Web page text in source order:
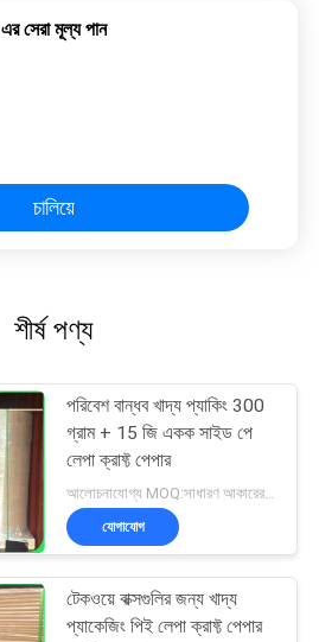
এর সেরা মূল্য পান
চালিয়ে
শীর্ষ পণ্য
পরিবেশ বান্ধব খাদ্য প্যাকিং 300
গ্রাম + 15 জি একক সাইড পে
লেপা ক্রাফ্ট পেপার
আলোচনাযোগ্য MOQ:সাধারণ আকারের জন্য 1 টন এবং বিশেষ আকারের জন্য 10 টন
যোগাযোগ
টেকওয়ে বাক্সগুলির জন্য খাদ্য
প্যাকেজিং পিই লেপা ক্রাফ্ট পেপার